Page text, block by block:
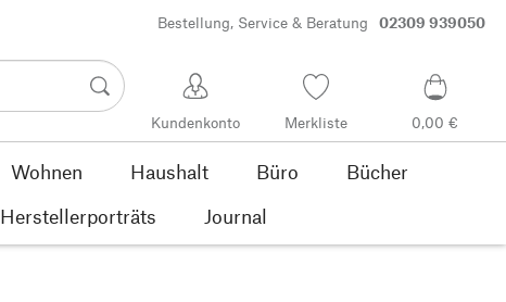
Bestellung, Service & Beratung 02309 939050
Kundenkonto Merkliste 0,00 €
Wohnen Haushalt Büro
Bücher
Herstellerporträts Journal